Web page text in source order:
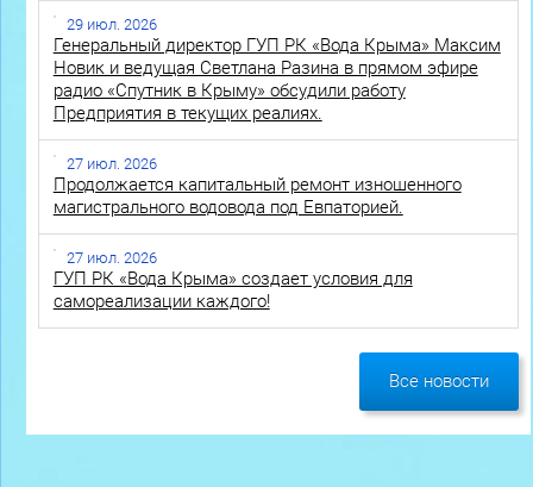
29 июл. 2026
Генеральный директор ГУП РК «Вода Крыма» Максим
Новик и ведущая Светлана Разина в прямом эфире
радио «Спутник в Крыму» обсудили работу
Предприятия в текущих реалиях.
27 июл. 2026
Продолжается капитальный ремонт изношенного
магистрального водовода под Евпаторией.
27 июл. 2026
ГУП РК «Вода Крыма» создает условия для
самореализации каждого!
Все новости